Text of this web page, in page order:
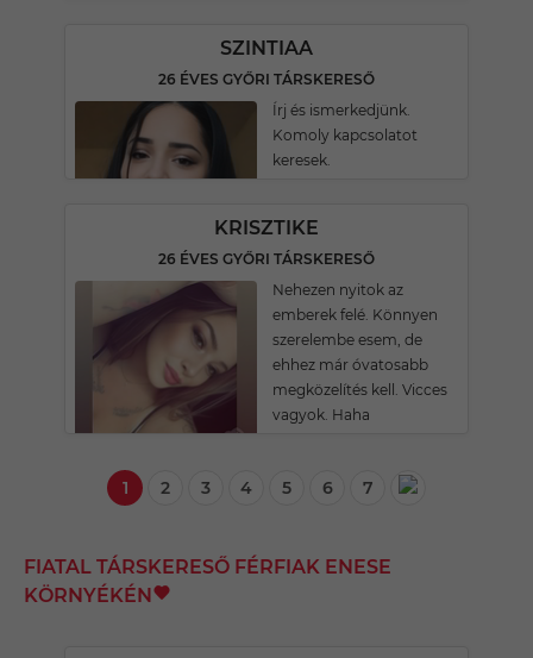
SZINTIAA
26 ÉVES GYŐRI TÁRSKERESŐ
Írj és ismerkedjünk.
Komoly kapcsolatot
keresek.
KRISZTIKE
26 ÉVES GYŐRI TÁRSKERESŐ
Nehezen nyitok az
emberek felé. Könnyen
szerelembe esem, de
ehhez már óvatosabb
megközelítés kell. Vicces
vagyok. Haha
1 2 3 4 5 6 7
FIATAL TÁRSKERESŐ FÉRFIAK ENESE
KÖRNYÉKÉN